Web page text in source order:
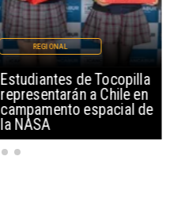
Estudiantes de Tocopilla
representarán a Chile en
campamento espacial de
la NASA
REGIONAL